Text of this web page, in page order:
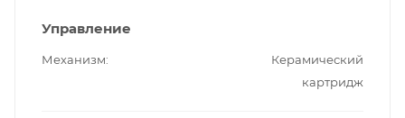
Управление
Механизм
Керамический
картридж